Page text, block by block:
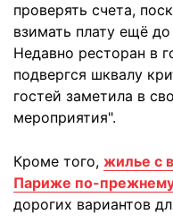
проверять счета,
взимать плату ещё
Недавно ресторан в
подвергся шквалу
гостей заметила в
мероприятия".
Кроме того, жилье с
Париже по-прежнему
дорогих вариантов